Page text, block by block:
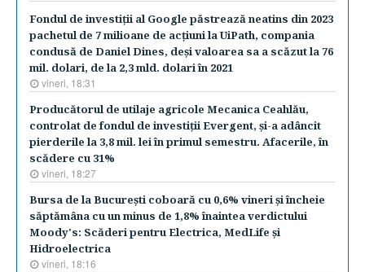
Fondul de investiţii al Google păstrează neatins din 2023
pachetul de 7 milioane de acţiuni la UiPath, compania
condusă de Daniel Dines, deşi valoarea sa a scăzut la 76
mil. dolari, de la 2,3 mld. dolari în 2021
vineri, 18:31
Producătorul de utilaje agricole Mecanica Ceahlău,
controlat de fondul de investiţii Evergent, şi-a adâncit
pierderile la 3,8 mil. lei în primul semestru. Afacerile, în
scădere cu 31%
vineri, 18:27
Bursa de la Bucureşti coboară cu 0,6% vineri şi încheie
săptămâna cu un minus de 1,8% înaintea verdictului
Moody's: Scăderi pentru Electrica, MedLife şi
Hidroelectrica
vineri, 18:16